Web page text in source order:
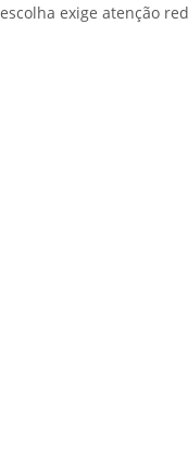
escolha exige atenção